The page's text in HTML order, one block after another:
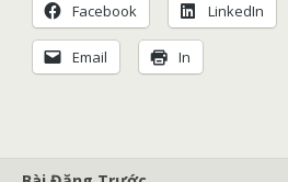
Facebook LinkedIn
Email In